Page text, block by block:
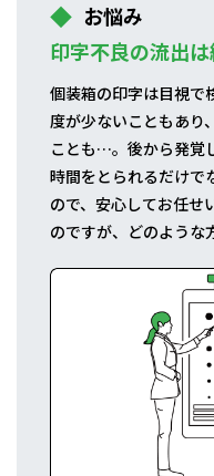
お悩み
印字不良の流出
個装箱の印字は目視で
度が少ないこともあり
ことも…。後から発覚
時間をとられるだけで
ので、安心してお任せ
のですが、どのような